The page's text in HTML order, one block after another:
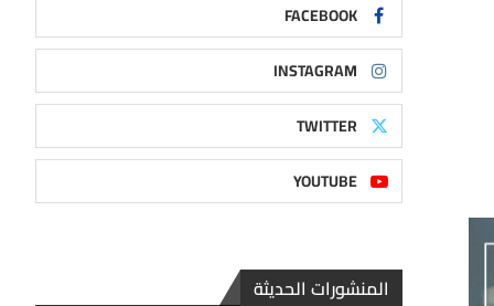
FACEBOOK
INSTAGRAM
TWITTER
YOUTUBE
المنشورات الحديثة